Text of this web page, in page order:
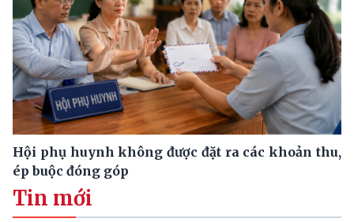
Hội phụ huynh không được đặt ra các khoản thu,
ép buộc đóng góp
Tin mới